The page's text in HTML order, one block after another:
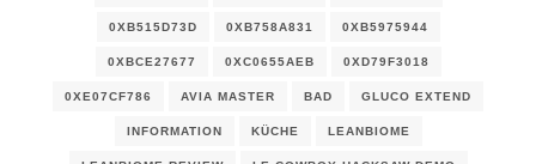
0XB515D73D 0XB758A831 0XB5975944
0XBCE27677 0XC0655AEB 0XD79F3018
0XE07CF786 AVIA MASTER BAD GLUCO EXTEND
INFORMATION KÜCHE LEANBIOME